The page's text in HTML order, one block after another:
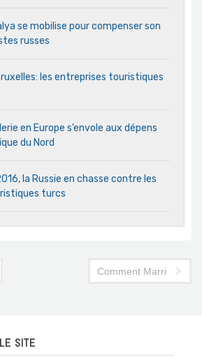
se mobilise pour compenser son
russes
les entreprises touristiques
en Europe s’envole aux dépens
du Nord
la Russie en chasse contre les
turcs
prévisions et tendances pour 2014
Comment Marriott
SITE